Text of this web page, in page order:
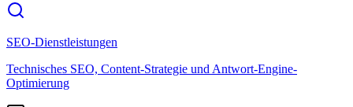
SEO-Dienstleistungen
Technisches SEO, Content-Strategie und Antwort-Engine-
Optimierung